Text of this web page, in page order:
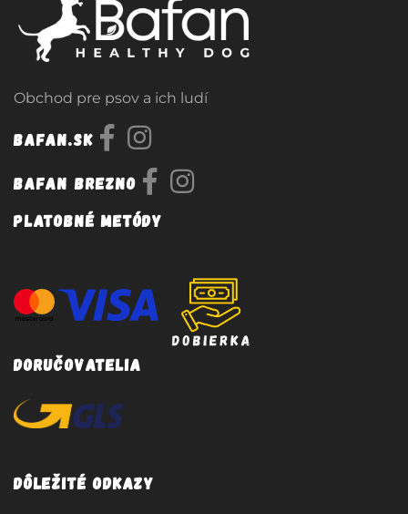
Obchod pre psov a ich ludí
Bafan.sk
Bafan Brezno
Platobné metódy
Doručovatelia
Dôležité odkazy